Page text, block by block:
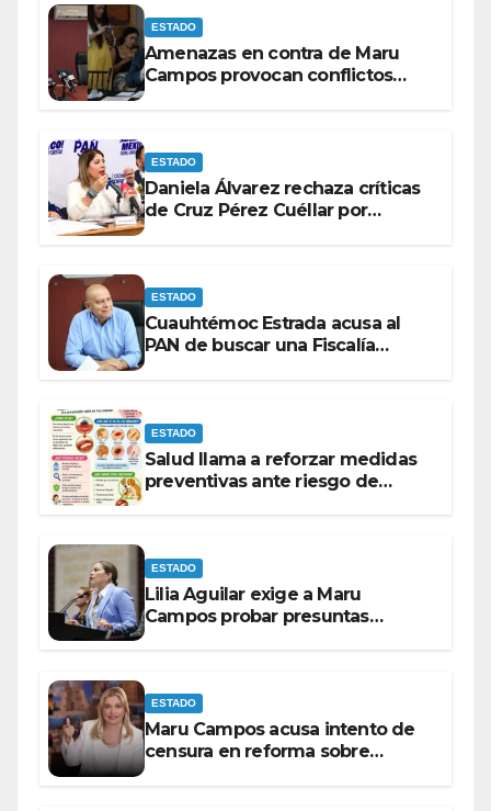
ESTADO
Amenazas en contra de Maru
Campos provocan conflictos
ESTADO
Daniela Álvarez rechaza críticas
de Cruz Pérez Cuéllar por
ESTADO
Cuauhtémoc Estrada acusa al
PAN de buscar una Fiscalía
ESTADO
Salud llama a reforzar medidas
preventivas ante riesgo de
ESTADO
Lilia Aguilar exige a Maru
Campos probar presuntas
ESTADO
Maru Campos acusa intento de
censura en reforma sobre